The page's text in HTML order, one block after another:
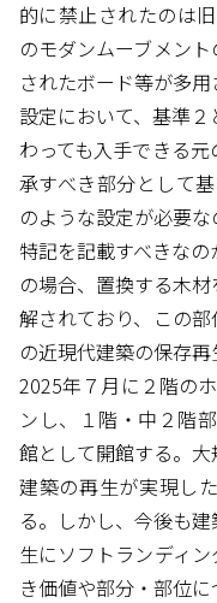
的に禁止されたのは
のモダンムーブメン
されたボード等が多
設定において、基準
わっても入手できる
承すべき部分として
のような設定が必要
特記を記載すべきな
の場合、置換する木
解されており、この
の近現代建築の保存再
2025年７月に２階の
ンし、１階・中２階
館として開館する。
建築の再生が実現し
る。しかし、今後も
生にソフトランディ
き価値や部分・部位